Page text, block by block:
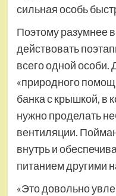
сильная особь
Поэтому разумнее
действовать
всего одной особи.
«природного
банка с крышкой, в
нужно проделать
вентиляции.
внутрь и
питанием другими
«Это довольно